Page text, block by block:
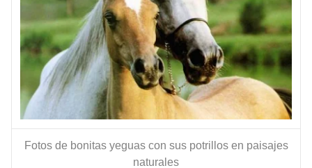
Fotos de bonitas yeguas con sus potrillos en paisajes
naturales